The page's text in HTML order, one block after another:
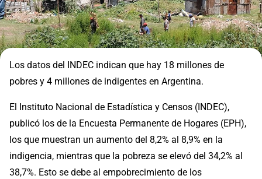
Los datos del INDEC indican que hay 18 millones de
pobres y 4 millones de indigentes en Argentina.
El Instituto Nacional de Estadística y Censos (INDEC),
publicó los ​​de la Encuesta Permanente de Hogares (EPH),
los que muestran un aumento del 8,2% al 8,9% en la
indigencia, mientras que la pobreza se elevó del 34,2% al
38,7%. Esto se debe al empobrecimiento de los